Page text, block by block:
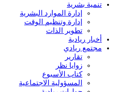
تنمية بشرية
إدارة الموارد البشرية
إدارة وتنظيم الوقت
تطوير الذات
أخبار ريادية
مجتمع ريادي
تقارير
زوايا نظر
كتاب الأسبوع
المسؤولية الاجتماعية